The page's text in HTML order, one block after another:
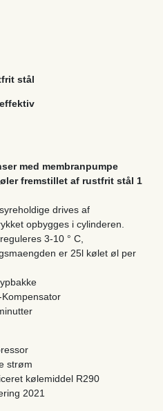
stål
med membranpumpe
fremstillet af rustfrit stål 1
drives af
opbygges i cylinderen.
3-10 ° C,
er 25l kølet øl per
strøm
kølemiddel R290
2021